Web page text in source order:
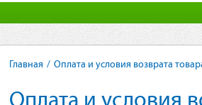
Главная / Оплата и условия возврата